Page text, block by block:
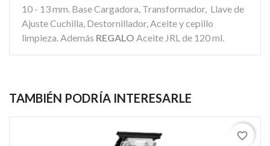
10 - 13 mm. Base Cargadora, Transformador, Llave de
Ajuste Cuchilla, Destornillador, Aceite y cepillo
limpieza. Además REGALO Aceite JRL de 120 ml.
TAMBIÉN PODRÍA INTERESARLE
favorite_border